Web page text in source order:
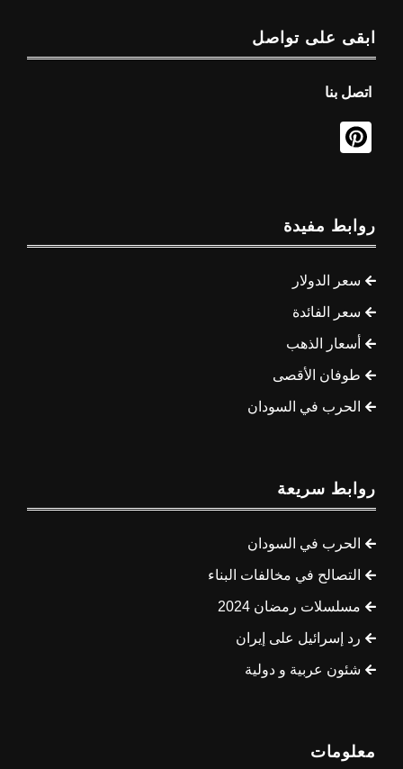
ابقى على تواصل
اتصل بنا
روابط مفيدة
سعر الدولار
سعر الفائدة
أسعار الذهب
طوفان الأقصى
الحرب في السودان
روابط سريعة
الحرب في السودان
التصالح في مخالفات البناء
مسلسلات رمضان 2024
رد إسرائيل على إيران
شئون عربية و دولية
معلومات